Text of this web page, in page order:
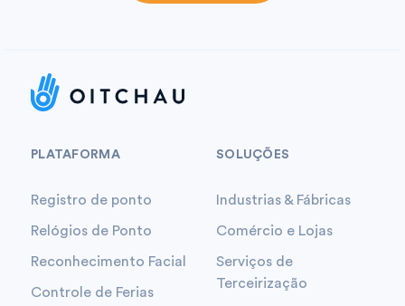
PLATAFORMA
Registro de ponto
Relógios de Ponto
Reconhecimento Facial
Controle de Ferias
SOLUÇÕES
Industrias & Fábricas
Comércio e Lojas
Serviços de
Terceirização